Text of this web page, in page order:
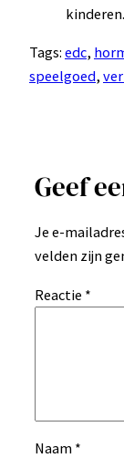
Tags: edc,
speelgoed,
Geef
Je e-
velden zijn
Reactie *
Naam *